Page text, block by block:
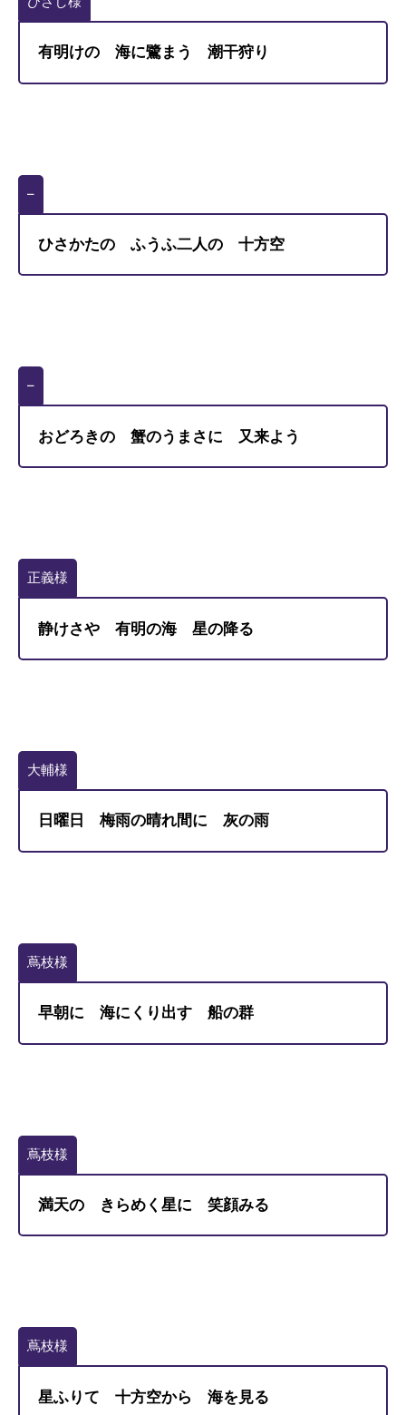
有明けの 海に鷺まう 潮干狩り
–
ひさかたの ふうふ二人の 十方空
–
おどろきの 蟹のうまさに 又来よう
正義様
静けさや 有明の海 星の降る
大輔様
日曜日 梅雨の晴れ間に 灰の雨
蔦枝様
早朝に 海にくり出す 船の群
蔦枝様
満天の きらめく星に 笑顔みる
蔦枝様
星ふりて 十方空から 海を見る